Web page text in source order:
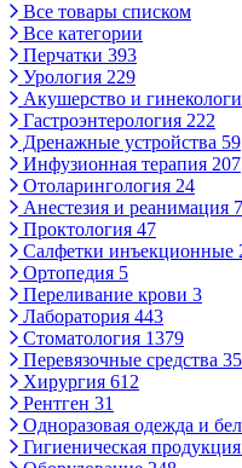
Все товары списком
Все категории
Перчатки 393
Урология 229
Акушерство и
Гастроэнтерология 222
Дренажные устройства 59
Инфузионная терапия 207
Отоларингология 24
Анестезия и реанимация
Проктология 47
Салфетки инъекционные
Ортопедия 5
Переливание крови 3
Лаборатория 443
Стоматология 1379
Перевязочные средства
Хирургия 612
Рентген 31
Одноразовая одежда и
Гигиеническая продукция